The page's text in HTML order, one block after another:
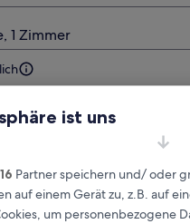
1 Zimmer
Suchen
Stornierung bei
ist uns
16 Partner speichern und/ oder
auf einem Gerät zu, z.B. auf
um personenbezogene